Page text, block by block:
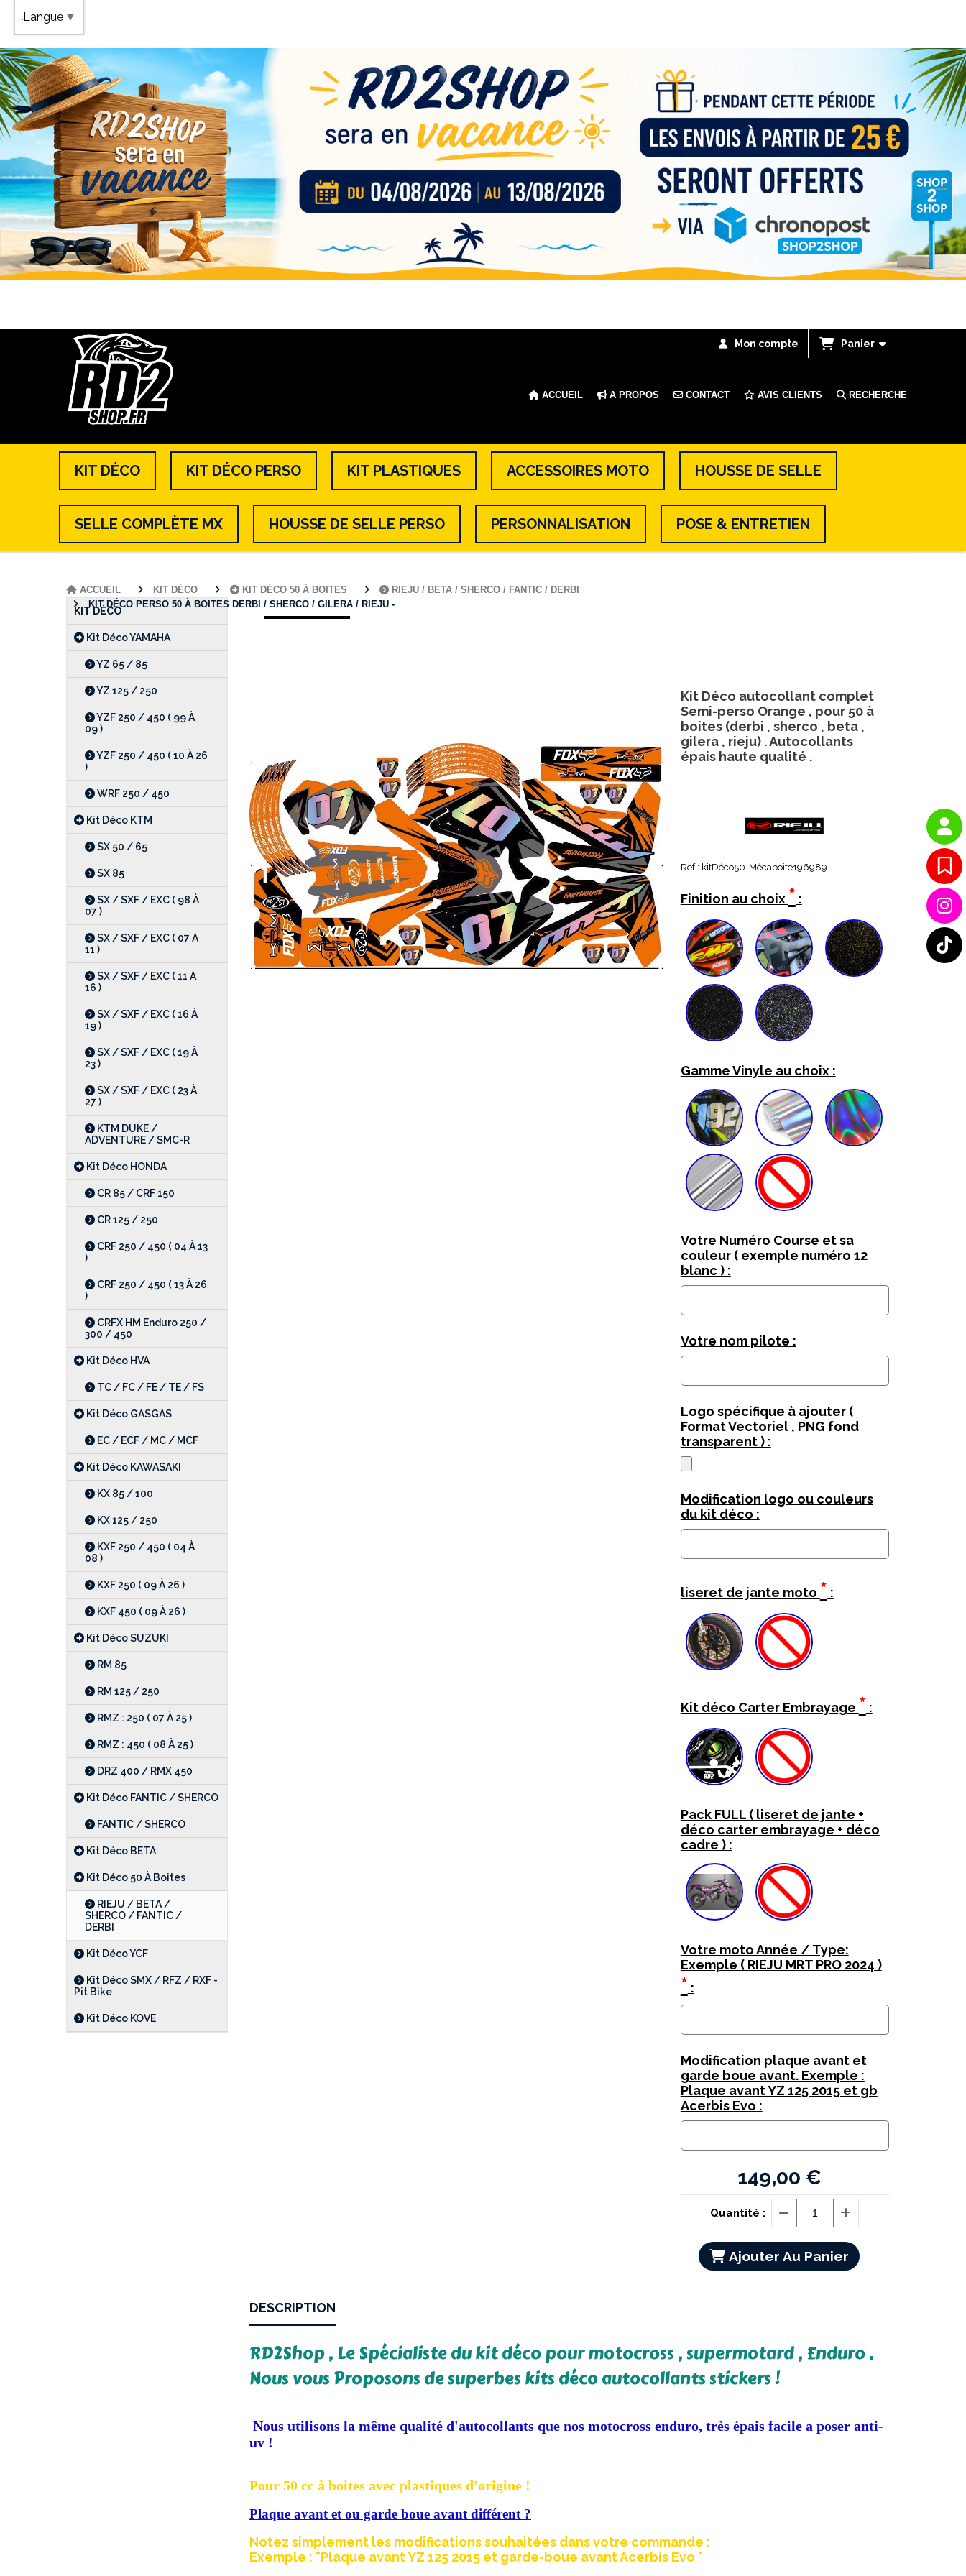
Bandeau
Vacances
Mon compte Panier
ACCUEIL A PROPOS CONTACT AVIS CLIENTS RECHERCHE
KIT DÉCO KIT DÉCO PERSO KIT PLASTIQUES ACCESSOIRES MOTO HOUSSE DE SELLE
SELLE COMPLÈTE MX HOUSSE DE SELLE PERSO PERSONNALISATION POSE & ENTRETIEN
KIT DÉCO
Kit Déco YAMAHA
YZ 65 / 85
YZ 125 / 250
YZF 250 / 450 ( 99 À
09 )
YZF 250 / 450 ( 10 À 26
)
WRF 250 / 450
Kit Déco KTM
SX 50 / 65
SX 85
SX / SXF / EXC ( 98 À
07 )
SX / SXF / EXC ( 07 À
11 )
SX / SXF / EXC ( 11 À
16 )
SX / SXF / EXC ( 16 À
19 )
SX / SXF / EXC ( 19 À
23 )
SX / SXF / EXC ( 23 À
27 )
KTM DUKE /
ADVENTURE / SMC-R
Kit Déco HONDA
CR 85 / CRF 150
CR 125 / 250
CRF 250 / 450 ( 04 À 13
)
CRF 250 / 450 ( 13 À 26
)
CRFX HM Enduro 250 /
300 / 450
Kit Déco HVA
TC / FC / FE / TE / FS
Kit Déco GASGAS
EC / ECF / MC / MCF
Kit Déco KAWASAKI
KX 85 / 100
KX 125 / 250
KXF 250 / 450 ( 04 À
08 )
KXF 250 ( 09 À 26 )
KXF 450 ( 09 À 26 )
Kit Déco SUZUKI
RM 85
RM 125 / 250
RMZ : 250 ( 07 À 25 )
RMZ : 450 ( 08 À 25 )
DRZ 400 / RMX 450
Kit Déco FANTIC / SHERCO
FANTIC / SHERCO
Kit Déco BETA
Kit Déco 50 À Boites
RIEJU / BETA /
SHERCO / FANTIC /
DERBI
Kit Déco YCF
Kit Déco SMX / RFZ / RXF -
Pit Bike
Kit Déco KOVE
ACCUEIL KIT DÉCO KIT DÉCO 50 À BOITES
RIEJU / BETA / SHERCO / FANTIC / DERBI
KIT DÉCO PERSO 50 À BOITES DERBI / SHERCO / GILERA / RIEJU -
Ref : kitDéco50-Mécaboite196989
Finition au choix * :
Gamme Vinyle au choix :
Votre Numéro Course et sa
couleur ( exemple numéro 12
blanc ) :
Votre nom pilote :
Logo spécifique à ajouter (
Format Vectoriel , PNG fond
transparent ) :
Modification logo ou couleurs
du kit déco :
liseret de jante moto * :
Kit déco Carter Embrayage * :
Pack FULL ( liseret de jante +
déco carter embrayage + déco
cadre ) :
Votre moto Année / Type:
Exemple ( RIEJU MRT PRO 2024 )
* :
Modification plaque avant et
garde boue avant. Exemple :
Plaque avant YZ 125 2015 et gb
Acerbis Evo :
149,00 €
Quantité :
Ajouter Au Panier
Kit Déco autocollant complet
Semi-perso Orange , pour 50 à
boites (derbi , sherco , beta ,
gilera , rieju) . Autocollants
épais haute qualité .
DESCRIPTION
RD2Shop , Le Spécialiste du kit déco pour motocross , supermotard , Enduro .
Nous vous Proposons de superbes kits déco autocollants stickers !
Nous utilisons la même qualité d'autocollants que nos motocross enduro, très épais facile a poser anti-
uv !
Pour 50 cc à boites avec plastiques d'origine !
Plaque avant et ou garde boue avant différent ?
Notez simplement les modifications souhaitées dans votre commande :
Exemple : "Plaque avant YZ 125 2015 et garde-boue avant Acerbis Evo "
Langue ▼